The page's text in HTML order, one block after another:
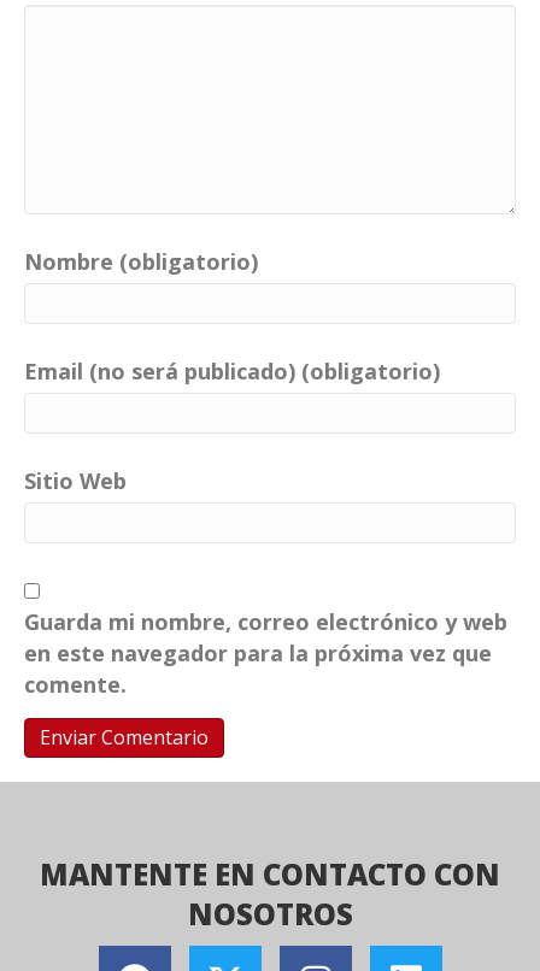
Nombre (obligatorio)
Email (no será publicado) (obligatorio)
Sitio Web
Guarda mi nombre, correo electrónico y web
en este navegador para la próxima vez que
comente.
MANTENTE EN CONTACTO CON
NOSOTROS